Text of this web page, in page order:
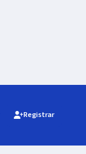
Registrar